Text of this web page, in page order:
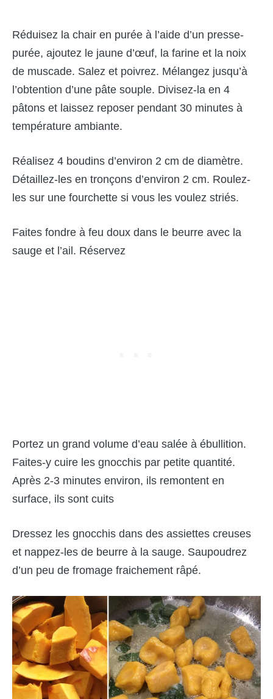
Réduisez la chair en purée à l’aide d’un presse-
purée, ajoutez le jaune d’œuf, la farine et la noix
de muscade. Salez et poivrez. Mélangez jusqu’à
l’obtention d’une pâte souple. Divisez-la en 4
pâtons et laissez reposer pendant 30 minutes à
température ambiante.
Réalisez 4 boudins d’environ 2 cm de diamètre.
Détaillez-les en tronçons d’environ 2 cm. Roulez-
les sur une fourchette si vous les voulez striés.
Faites fondre à feu doux dans le beurre avec la
sauge et l’ail. Réservez
Portez un grand volume d’eau salée à ébullition.
Faites-y cuire les gnocchis par petite quantité.
Après 2-3 minutes environ, ils remontent en
surface, ils sont cuits
Dressez les gnocchis dans des assiettes creuses
et nappez-les de beurre à la sauge. Saupoudrez
d’un peu de fromage fraichement râpé.